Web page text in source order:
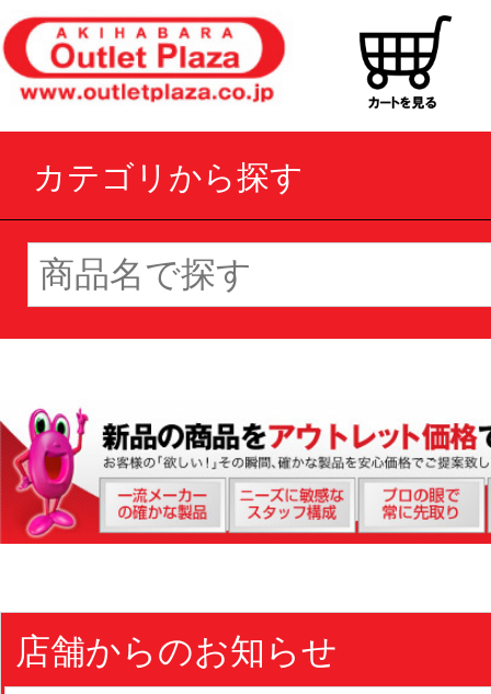
カテゴリから探す
店舗からのお知らせ